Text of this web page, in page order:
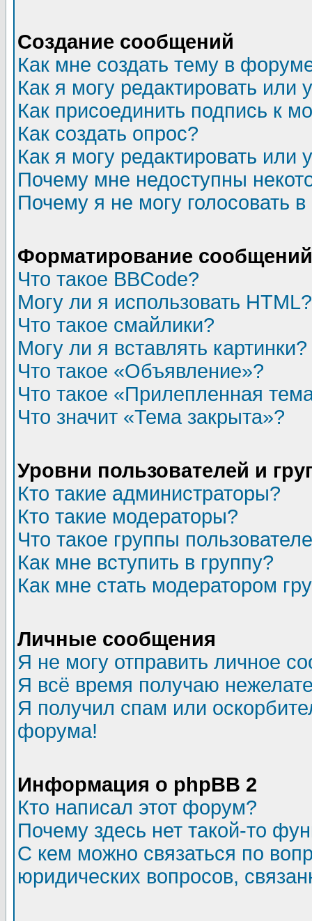
Создание сообщений
Как мне создать тему в
Как я могу редактировать или
Как присоединить подпись к
Как создать опрос?
Как я могу редактировать или
Почему мне недоступны
Почему я не могу голосовать
Форматирование
Что такое BBCode?
Могу ли я использовать HTML?
Что такое смайлики?
Могу ли я вставлять картинки?
Что такое «Объявление»?
Что такое «Прилепленная
Что значит «Тема закрыта»?
Уровни пользователей и
Кто такие администраторы?
Кто такие модераторы?
Что такое группы
Как мне вступить в группу?
Как мне стать модератором
Личные сообщения
Я не могу отправить личное
Я всё время получаю
Я получил спам или
форума!
Информация о phpBB 2
Кто написал этот форум?
Почему здесь нет такой-то
С кем можно связаться по
юридических вопросов,